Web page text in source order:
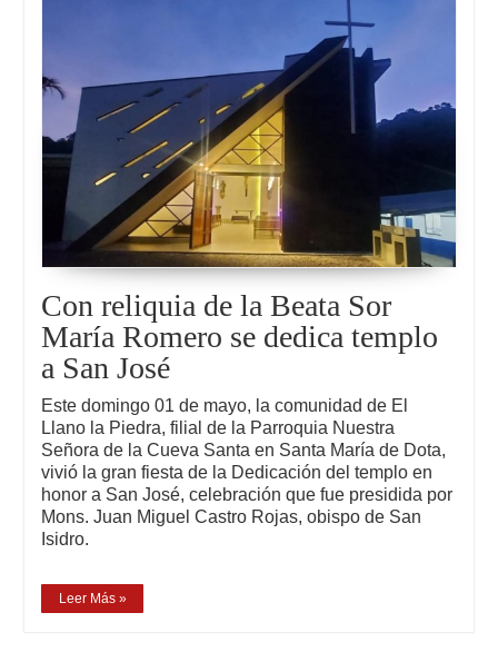
Con reliquia de la Beata Sor
María Romero se dedica templo
a San José
Este domingo 01 de mayo, la comunidad de El
Llano la Piedra, filial de la Parroquia Nuestra
Señora de la Cueva Santa en Santa María de Dota,
vivió la gran fiesta de la Dedicación del templo en
honor a San José, celebración que fue presidida por
Mons. Juan Miguel Castro Rojas, obispo de San
Isidro.
Leer Más »